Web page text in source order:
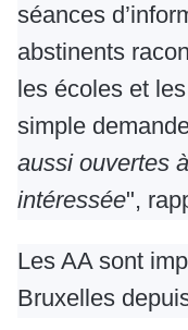
séances
abstinents
les écoles et
simple
aussi ouvertes
intéressée",
Les AA sont
Bruxelles